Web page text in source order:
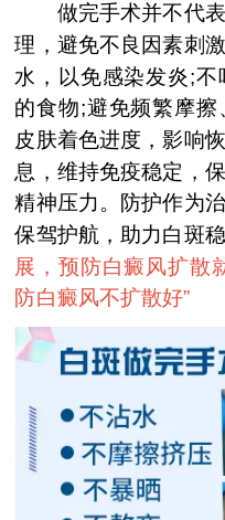
做完手术并不代表
理，避免不良因素刺
水，以免感染发炎;
的食物;避免频繁摩
皮肤着色进度，影响
息，维持免疫稳定，
精神压力。防护作为
保驾护航，助力白斑稳
展，预防白癜风扩
防白癜风不扩散好”